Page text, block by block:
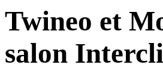
Twineo et
salon